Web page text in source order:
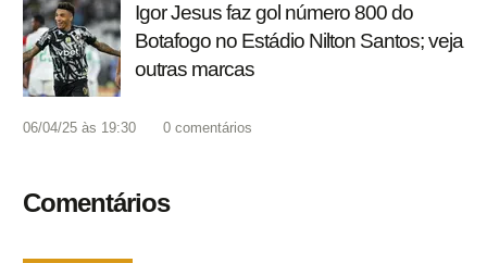
Igor Jesus faz gol número 800 do
Botafogo no Estádio Nilton Santos; veja
outras marcas
06/04/25 às 19:30 0 comentários
Comentários